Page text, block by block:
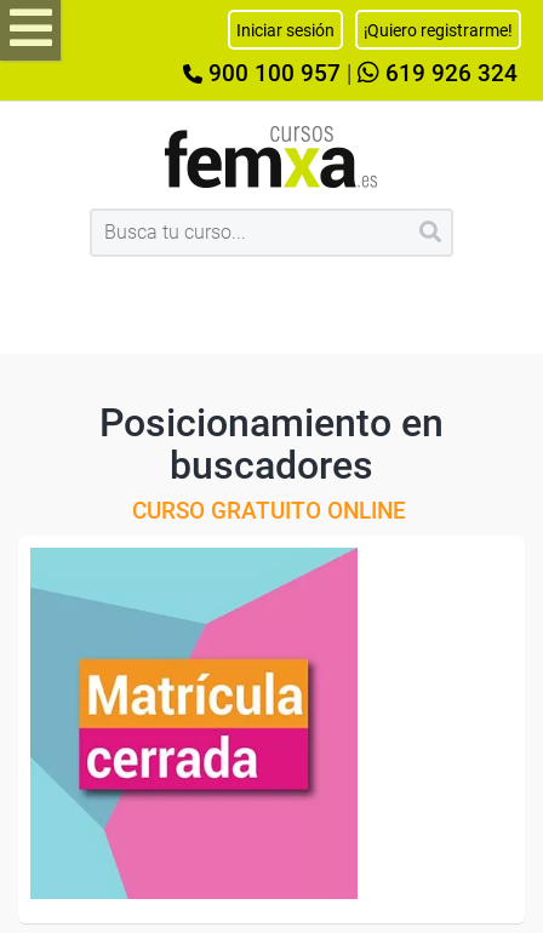
Iniciar sesión ¡Quiero registrarme!
900 100 957 619 926 324
Posicionamiento en
buscadores
CURSO GRATUITO ONLINE